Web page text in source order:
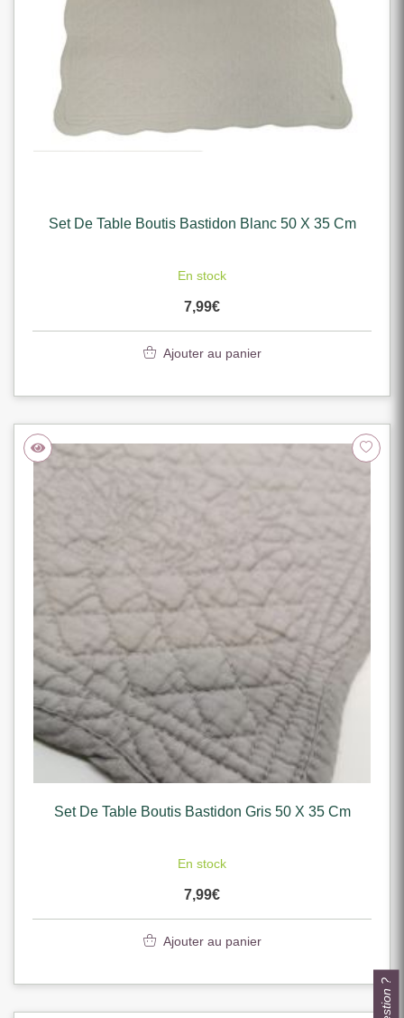
Set De Table Boutis Bastidon Blanc 50 X 35 Cm
En stock
7,99€
Ajouter au panier
Set De Table Boutis Bastidon Gris 50 X 35 Cm
En stock
7,99€
Ajouter au panier